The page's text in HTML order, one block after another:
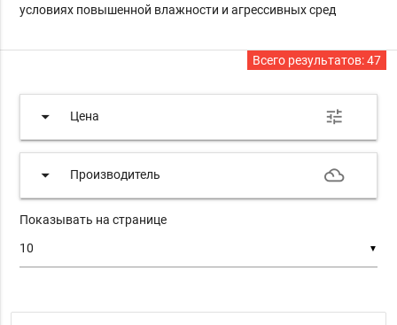
условиях повышенной влажности и агрессивных сред
Всего результатов:47
arrow_drop_down Цена tune
arrow_drop_down Производитель filter_drama
Показывать на странице
▼